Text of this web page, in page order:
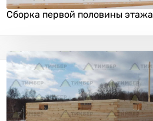
Сборка первой половины этажа